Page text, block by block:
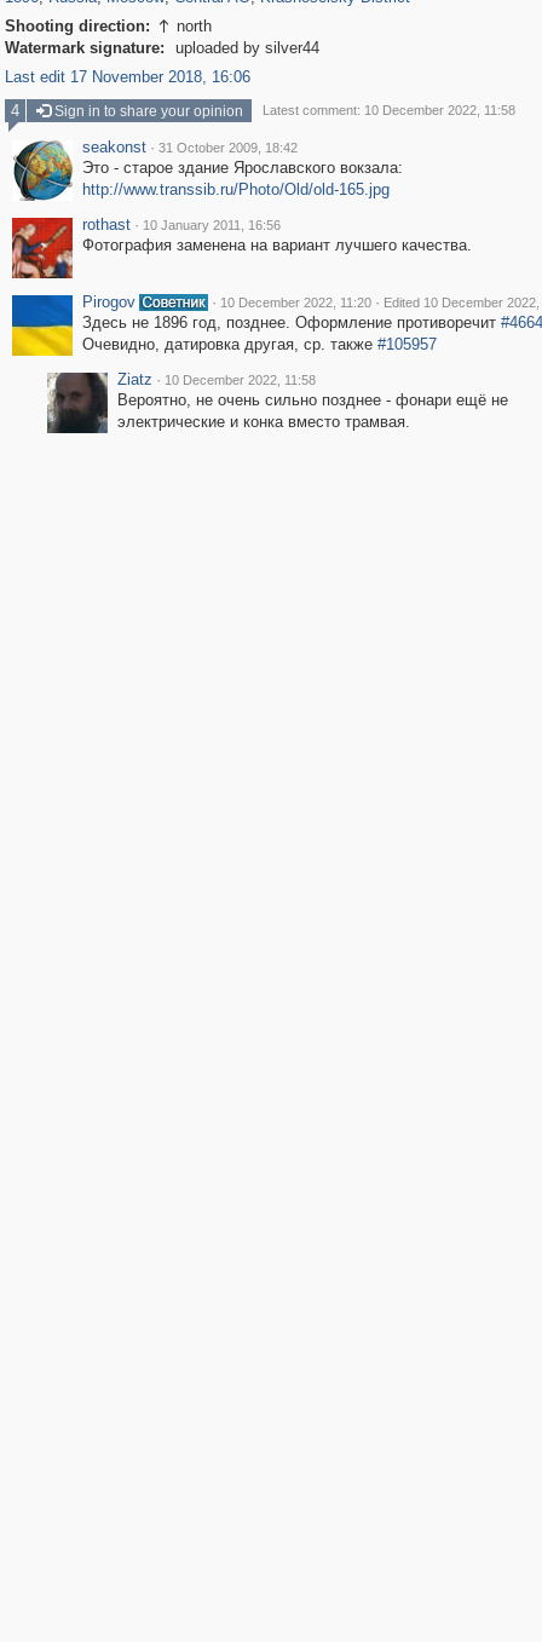
Shooting direction:  north
Watermark signature:
uploaded by silver44
Last edit 17 November 2018, 16:06
4
Sign in to share your opinion Latest comment: 10 December 2022, 11:58
seakonst · 31 October 2009, 18:42
Это - старое здание Ярославского вокзала:
http://www.transsib.ru/Photo/Old/old-165.jpg
rothast · 10 January 2011, 16:56
Фотография заменена на вариант лучшего качества.
Pirogov · 10 December 2022, 11:20 · Edited 10 December 2022,
Здесь не 1896 год, позднее. Оформление противоречит
Очевидно, датировка другая, ср. также #105957
Ziatz · 10 December 2022, 11:58
Вероятно, не очень сильно позднее - фонари ещё не
электрические и конка вместо трамвая.